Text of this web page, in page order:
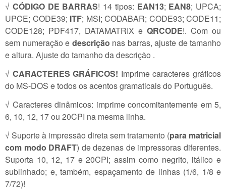
√ CÓDIGO DE BARRAS! 14 tipos: EAN13; EAN8; UPCA;
UPCE; CODE39; ITF; MSI; CODABAR; CODE93; CODE11;
CODE128; PDF417, DATAMATRIX e QRCODE!. Com ou
sem numeração e descrição nas barras, ajuste de tamanho
e altura. Ajuste do tamanho da descrição .
√ CARACTERES GRÁFICOS! Imprime caracteres gráficos
do MS-DOS e todos os acentos gramaticais do Português.
√ Caracteres dinâmicos: imprime concomitantemente em 5,
6, 10, 12, 17 ou 20CPI na mesma linha.
√ Suporte à impressão direta sem tratamento (para matricial
com modo DRAFT) de dezenas de impressoras diferentes.
Suporta 10, 12, 17 e 20CPI; assim como negrito, itálico e
sublinhado; e, também, espaçamento de linhas (1/6, 1/8 e
7/72)!